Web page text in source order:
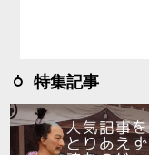
特集記事